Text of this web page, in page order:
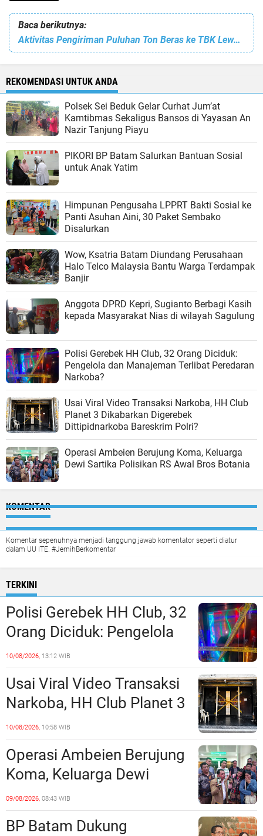
Baca berikutnya:
Aktivitas Pengiriman Puluhan Ton Beras ke TBK Lewat Pelabuhan Pak Amat
REKOMENDASI UNTUK ANDA
Polsek Sei Beduk Gelar Curhat Jum’at
Kamtibmas Sekaligus Bansos di Yayasan An
Nazir Tanjung Piayu
PIKORI BP Batam Salurkan Bantuan Sosial
untuk Anak Yatim
Himpunan Pengusaha LPPRT Bakti Sosial ke
Panti Asuhan Aini, 30 Paket Sembako
Disalurkan
Wow, Ksatria Batam Diundang Perusahaan
Halo Telco Malaysia Bantu Warga Terdampak
Banjir
Anggota DPRD Kepri, Sugianto Berbagi Kasih
kepada Masyarakat Nias di wilayah Sagulung
Polisi Gerebek HH Club, 32 Orang Diciduk:
Pengelola dan Manajeman Terlibat Peredaran
Narkoba?
Usai Viral Video Transaksi Narkoba, HH Club
Planet 3 Dikabarkan Digerebek
Dittipidnarkoba Bareskrim Polri?
Operasi Ambeien Berujung Koma, Keluarga
Dewi Sartika Polisikan RS Awal Bros Botania
KOMENTAR
Komentar sepenuhnya menjadi tanggung jawab komentator seperti diatur
dalam UU ITE. #JernihBerkomentar
TERKINI
Polisi Gerebek HH Club, 32
Orang Diciduk: Pengelola
dan Manajeman Terlibat
Peredaran Narkoba?
10/08/2026, 13:12 WIB
Usai Viral Video Transaksi
Narkoba, HH Club Planet 3
Dikabarkan Digerebek
Dittipidnarkoba Bareskrim
Polri?
10/08/2026, 10:58 WIB
Operasi Ambeien Berujung
Koma, Keluarga Dewi
Sartika Polisikan RS Awal
Bros Botania
09/08/2026, 08:43 WIB
BP Batam Dukung